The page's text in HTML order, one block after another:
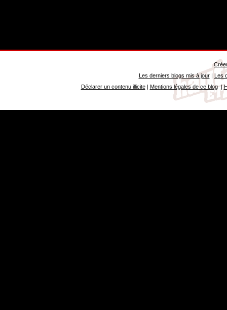
Les derniers blogs mis à jour| Les
Déclarer un contenu illicite| Mentions légales de ce blog|